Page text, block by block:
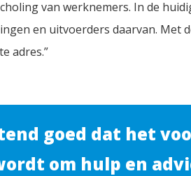
van werknemers. In de
en uitvoerders daarvan. Met
adres.”
goed dat het
om hulp en